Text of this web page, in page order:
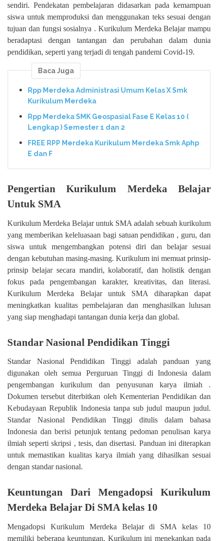
sendiri. Pendekatan pembelajaran didasarkan pada kemampuan
siswa untuk memproduksi dan menggunakan teks sesuai dengan
tujuan dan fungsi sosialnya . Kurikulum Merdeka Belajar mampu
beradaptasi dengan tantangan dan perubahan dalam dunia
pendidikan, seperti yang terjadi di tengah pandemi Covid-19.
Baca Juga
Rpp Merdeka Administrasi Umum Kelas X Smk
Kurikulum Merdeka
Rpp Merdeka SMK Geospasial Fase E Kelas 10 (
Lengkap ) Semester 1 dan 2
FREE RPP Merdeka Kurikulum Merdeka Smk Aphp
E dan F
Pengertian Kurikulum Merdeka Belajar
Untuk SMA
Kurikulum Merdeka Belajar untuk SMA adalah sebuah kurikulum
yang memberikan keleluasaan bagi satuan pendidikan , guru, dan
siswa untuk mengembangkan potensi diri dan belajar sesuai
dengan kebutuhan masing-masing. Kurikulum ini memuat prinsip-
prinsip belajar secara mandiri, kolaboratif, dan holistik dengan
fokus pada pengembangan karakter, kreativitas, dan literasi.
Kurikulum Merdeka Belajar untuk SMA diharapkan dapat
meningkatkan kualitas pembelajaran dan menghasilkan lulusan
yang siap menghadapi tantangan dunia kerja dan global.
Standar Nasional Pendidikan Tinggi
Standar Nasional Pendidikan Tinggi adalah panduan yang
digunakan oleh semua Perguruan Tinggi di Indonesia dalam
pengembangan kurikulum dan penyusunan karya ilmiah .
Dokumen tersebut diterbitkan oleh Kementerian Pendidikan dan
Kebudayaan Republik Indonesia tanpa sub judul maupun judul.
Standar Nasional Pendidikan Tinggi ditulis dalam bahasa
Indonesia dan berisi petunjuk tentang pedoman penulisan karya
ilmiah seperti skripsi , tesis, dan disertasi. Panduan ini diterapkan
untuk memastikan kualitas karya ilmiah yang dihasilkan sesuai
dengan standar nasional.
Keuntungan Dari Mengadopsi Kurikulum
Merdeka Belajar Di SMA kelas 10
Mengadopsi Kurikulum Merdeka Belajar di SMA kelas 10
memiliki beberapa keuntungan. Kurikulum ini menekankan pada